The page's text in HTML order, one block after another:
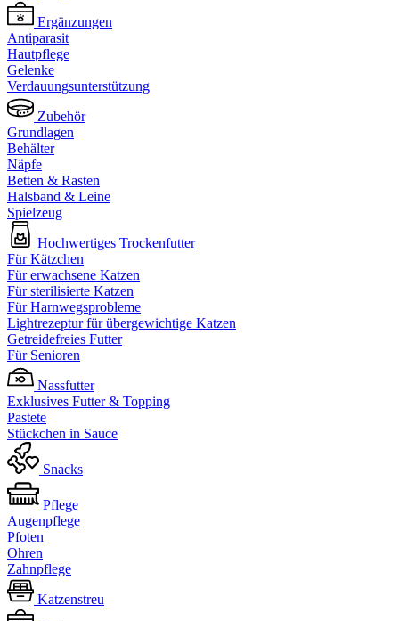
Ergänzungen
Antiparasit
Hautpflege
Gelenke
Verdauungsunterstützung
Zubehör
Grundlagen
Behälter
Näpfe
Betten & Rasten
Halsband & Leine
Spielzeug
Hochwertiges Trockenfutter
Für Kätzchen
Für erwachsene Katzen
Für sterilisierte Katzen
Für Harnwegsprobleme
Lightrezeptur für übergewichtige Katzen
Getreidefreies Futter
Für Senioren
Nassfutter
Exklusives Futter & Topping
Pastete
Stückchen in Sauce
Snacks
Pflege
Augenpflege
Pfoten
Ohren
Zahnpflege
Katzenstreu